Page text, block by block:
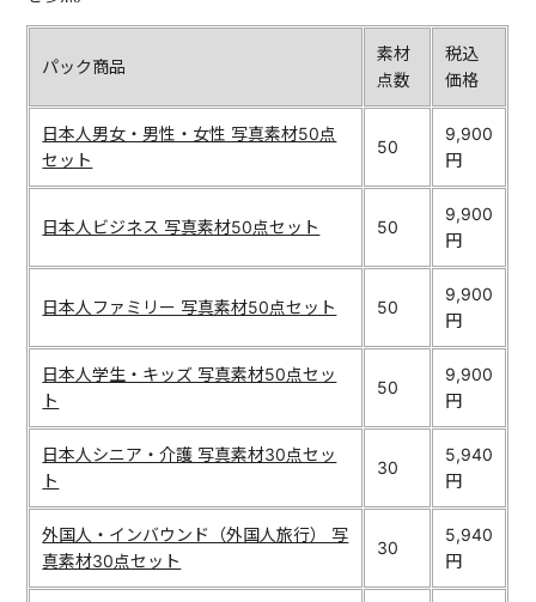
パック商品
素材
点数
税込
価格
日本人男女・男性・女性 写真素材50点
セット
50
9,900
円
日本人ビジネス 写真素材50点セット 50
9,900
円
日本人ファミリー 写真素材50点セット 50
9,900
円
日本人学生・キッズ 写真素材50点セッ
ト
50
9,900
円
日本人シニア・介護 写真素材30点セッ
ト
30
5,940
円
外国人・インバウンド（外国人旅行） 写
真素材30点セット
30
5,940
円